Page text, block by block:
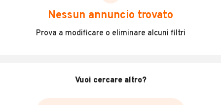
scegliere in modo trasparente e sicuro, come:
Incidenti in cui è stato coinvolto il veicolo
Data e luogo delle revisioni effettuate
Nessun annuncio trovato
Prova a modificare o eliminare alcuni filtri
Vuoi cercare altro?